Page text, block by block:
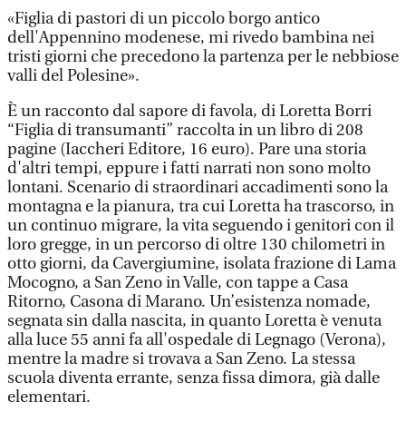
«Figlia di pastori di un piccolo borgo antico
dell'Appennino modenese, mi rivedo bambina nei
tristi giorni che precedono la partenza per le nebbiose
valli del Polesine».
È un racconto dal sapore di favola, di Loretta Borri
“Figlia di transumanti” raccolta in un libro di 208
pagine (Iaccheri Editore, 16 euro). Pare una storia
d'altri tempi, eppure i fatti narrati non sono molto
lontani. Scenario di straordinari accadimenti sono la
montagna e la pianura, tra cui Loretta ha trascorso, in
un continuo migrare, la vita seguendo i genitori con il
loro gregge, in un percorso di oltre 130 chilometri in
otto giorni, da Cavergiumine, isolata frazione di Lama
Mocogno, a San Zeno in Valle, con tappe a Casa
Ritorno, Casona di Marano. Un’esistenza nomade,
segnata sin dalla nascita, in quanto Loretta è venuta
alla luce 55 anni fa all'ospedale di Legnago (Verona),
mentre la madre si trovava a San Zeno. La stessa
scuola diventa errante, senza fissa dimora, già dalle
elementari.